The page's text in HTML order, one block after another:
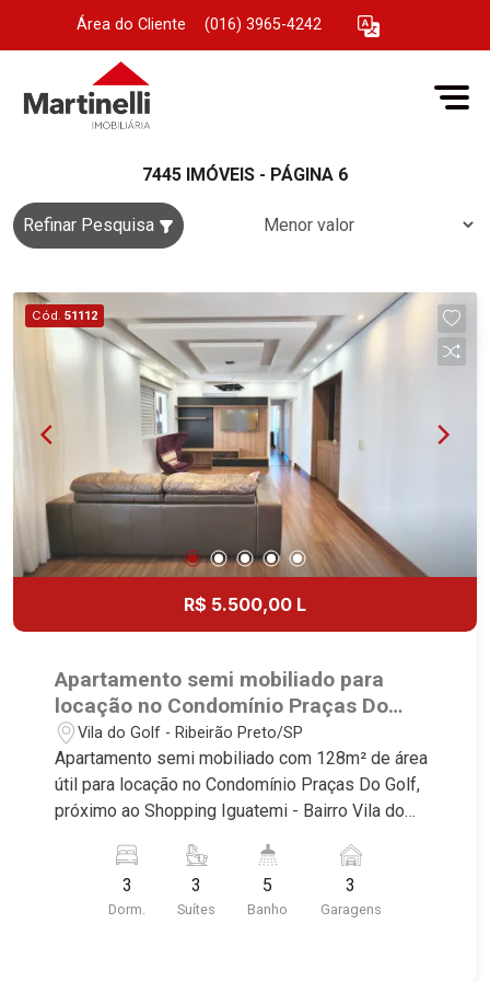
Área do Cliente (016) 3965-4242
7445 IMÓVEIS - PÁGINA 6
Refinar Pesquisa
Cód. 51112
R$ 5.500,00 L
Apartamento semi mobiliado para
locação no Condomínio Praças Do
Golf, próximo ao Shopping Iguatemi -
Ribeirão Preto/SP.
Vila do Golf - Ribeirão Preto/SP
Apartamento semi mobiliado com 128m² de área
útil para locação no Condomínio Praças Do Golf,
próximo ao Shopping Iguatemi - Bairro Vila do
características deste imóvel que a Martinelli
Imobiliária selecionou para você: - 128m² de área
útil - 3 suítes com armários e ar-condicionado -
3
Dorm.
3
Suítes
5
Banho
3
Garagens